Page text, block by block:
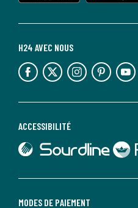
MODES DE PAIEMENT
ACCESSIBILITÉ
lien vers Sourdline
lien vers Faciliti
H24 AVEC NOUS
lien vers l'espace réseaux sociaux lien vers l'espace réseaux sociaux lien vers l'espace réseaux sociaux lien vers l'espace réseaux sociaux lien vers l'espace réseaux sociaux